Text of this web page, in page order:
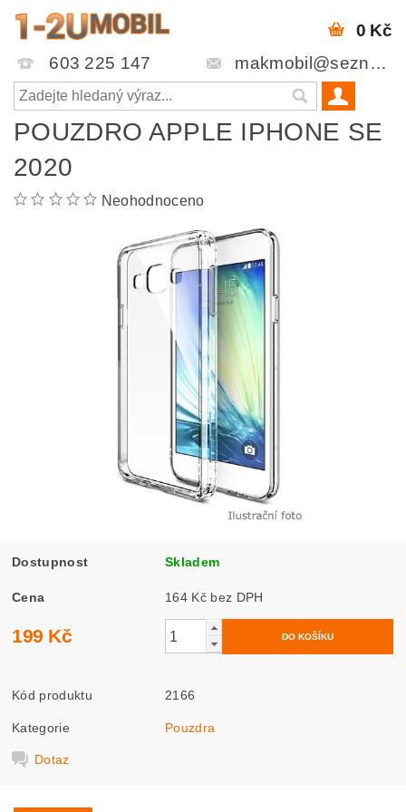
603 225 147 makmobil@seznam.cz
0 Kč
POUZDRO APPLE IPHONE SE
2020
Neohodnoceno
Dostupnost Skladem
Cena 164 Kč bez DPH
199 Kč
Kód produktu 2166
Kategorie Pouzdra
Dotaz